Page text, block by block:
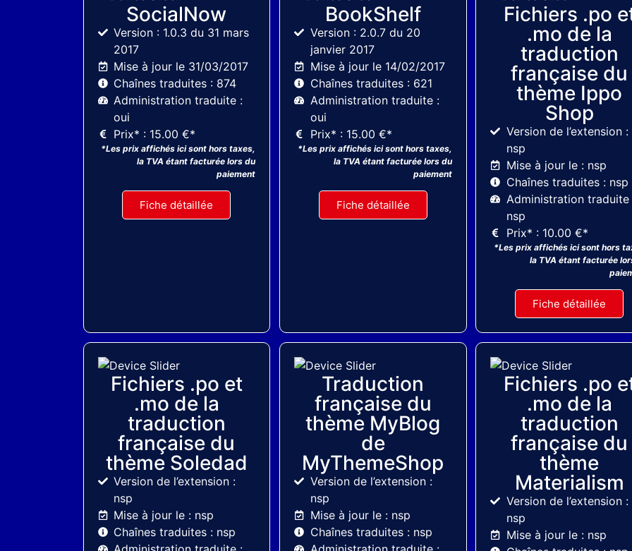
SocialNow
Version : 1.0.3 du 31 mars
2017
Mise à jour le 31/03/2017
Chaînes traduites : 874
Administration traduite :
oui
Prix* : 15.00 €*
*Les prix affichés ici sont hors taxes,
la TVA étant facturée lors du
paiement
Fiche détaillée
BookShelf
Version : 2.0.7 du 20
janvier 2017
Mise à jour le 14/02/2017
Chaînes traduites : 621
Administration traduite :
oui
Prix* : 15.00 €*
*Les prix affichés ici sont hors taxes,
la TVA étant facturée lors du
paiement
Fiche détaillée
Fichiers .po
.mo de la
traduction
française du
thème Ippo
Shop
Version de l’extension :
nsp
Mise à jour le : nsp
Chaînes traduites : nsp
Administration traduite
nsp
Prix* : 10.00 €*
*Les prix affichés ici sont hors
la TVA étant facturée
Fiche détaillée
Fichiers .po et
.mo de la
traduction
française du
thème Soledad
Version de l’extension :
nsp
Mise à jour le : nsp
Chaînes traduites : nsp
Traduction
française du
thème MyBlog
de
MyThemeShop
Version de l’extension :
nsp
Mise à jour le : nsp
Chaînes traduites : nsp
Fichiers .po
.mo de la
traduction
française du
thème
Materialism
Version de l’extension :
nsp
Mise à jour le : nsp